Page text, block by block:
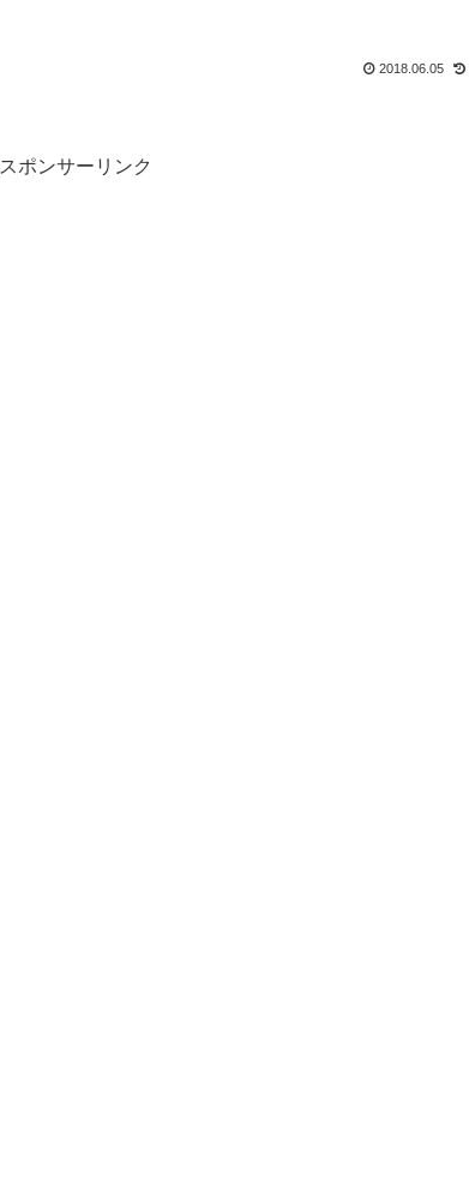
2018.06.05
スポンサーリンク